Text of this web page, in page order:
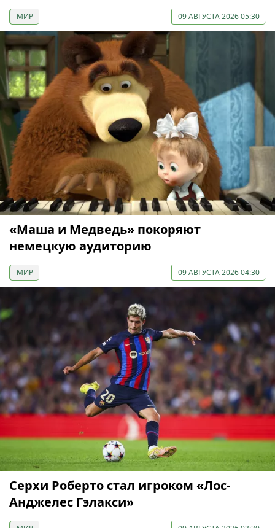
МИР 09 АВГУСТА 2026 05:30
«Маша и Медведь» покоряют
немецкую аудиторию
МИР 09 АВГУСТА 2026 04:30
Серхи Роберто стал игроком «Лос-
Анджелес Гэлакси»